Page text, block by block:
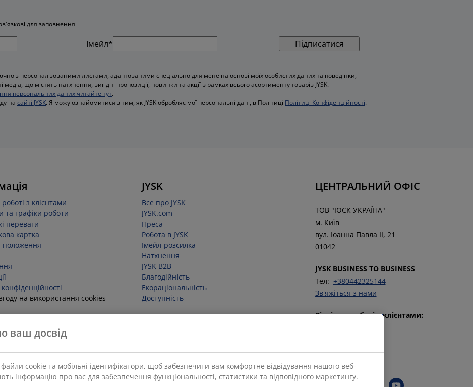
для заповнення
Імейл* Підписатися
з персоналізованими листами, адаптованими спеціально для мене на основі моїх особистих даних та поведінки,
що містять натхнення, вигідні пропозиції, новинки та акції в рамках всього асортименту товарів JYSK.
персональних даних читайте тут.
на сайті JYSK. Я можу ознайомитися з тим, як JYSK обробляє мої персональні дані, в Політиці Політиці Конфіденційності.
роботі з клієнтами
та графіки роботи
переваги
картка
положення
на використання cookies
JYSK
Все про JYSK
JYSK.com
Преса
Робота в JYSK
Імейл-розсилка
Натхнення
JYSK B2B
Благодійність
Екораціональність
Доступність
ЦЕНТРАЛЬНИЙ ОФІС
ТОВ "ЮСК УКРАЇНА"
м. Київ
вул. Іоанна Павла ІІ, 21
01042
JYSK BUSINESS TO BUSINESS
Тел: +380442325144
Зв'яжіться з нами
Відділ по роботі з клієнтами:
Слідкуйте за JYSK
ваш досвід
cookie та мобільні ідентифікатори, щоб забезпечити вам комфортне відвідування нашого веб-
інформацію про вас для забезпечення функціональності, статистики та відповідного маркетингу.